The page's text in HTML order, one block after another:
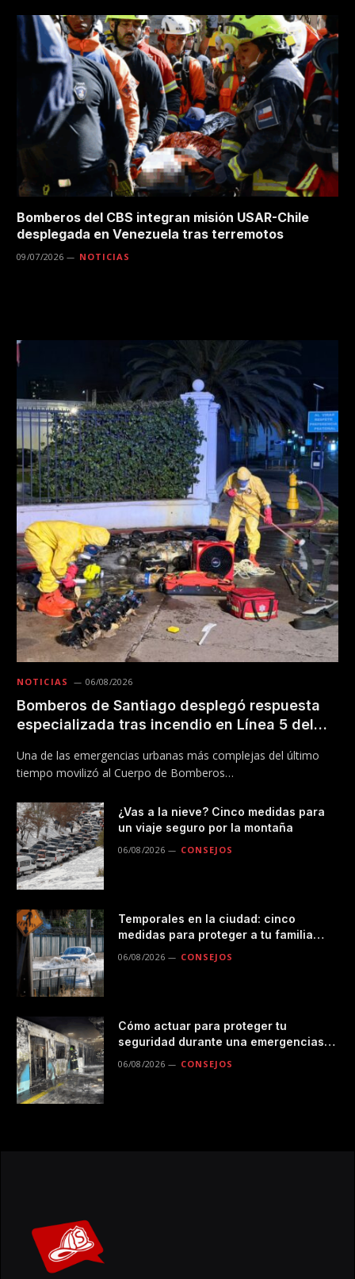
Bomberos del CBS integran misión USAR-Chile
desplegada en Venezuela tras terremotos
09/07/2026 NOTICIAS
NOTICIAS 06/08/2026
Bomberos de Santiago desplegó respuesta
especializada tras incendio en Línea 5 del
Una de las emergencias urbanas más complejas del último
tiempo movilizó al Cuerpo de Bomberos…
¿Vas a la nieve? Cinco medidas para
un viaje seguro por la montaña
06/08/2026 CONSEJOS
Temporales en la ciudad: cinco
medidas para proteger a tu familia
06/08/2026 CONSEJOS
Cómo actuar para proteger tu
seguridad durante una emergencias
06/08/2026 CONSEJOS